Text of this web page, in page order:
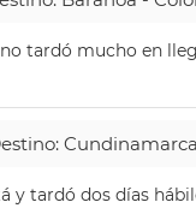
tardó mucho en
tardó dos días